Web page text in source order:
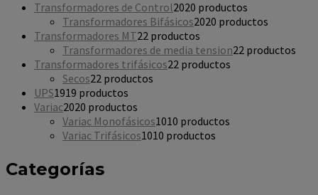
Transformadores de Control2020 productos
Transformadores Bifásicos2020 productos
Transformadores MT22 productos
Transformadores de media tension22 productos
Transformadores trifásicos22 productos
Secos22 productos
UPS1919 productos
Variac2020 productos
Variac Monofásicos1010 productos
Variac Trifásicos1010 productos
Categorías